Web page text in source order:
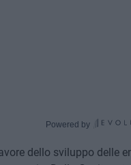
Powered by
dello sviluppo delle